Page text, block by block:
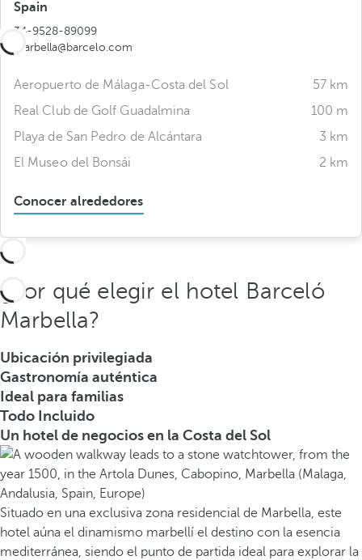
Spain
34-9528-89099
marbella@barcelo.com
Aeropuerto de Málaga-Costa del Sol
57 km
Real Club de Golf Guadalmina
100 m
Playa de San Pedro de Alcántara
3 km
El Museo del Bonsái
2 km
Conocer alrededores
¿Por qué elegir el hotel Barceló
Marbella?
Ubicación privilegiada
Gastronomía auténtica
Ideal para familias
Todo Incluido
Un hotel de negocios en la Costa del Sol
Situado en una exclusiva zona residencial de Marbella, este
hotel aúna el dinamismo marbellí el destino con la esencia
mediterránea, siendo el punto de partida ideal para explorar la